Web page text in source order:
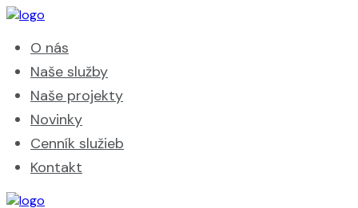
O nás
Naše služby
Naše projekty
Novinky
Cenník služieb
Kontakt